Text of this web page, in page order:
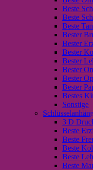
Beste
Beste
Beste
Bester
Bester
Bester
Bester
Bester
Bester
Bester
Bestes
Sonstige
3 D
Beste
Beste
Beste
Beste
Beste